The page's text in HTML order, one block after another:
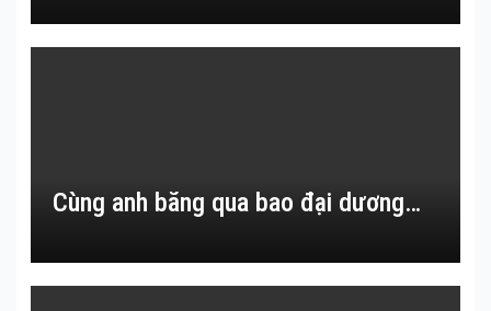
Cùng anh băng qua bao đại dương…